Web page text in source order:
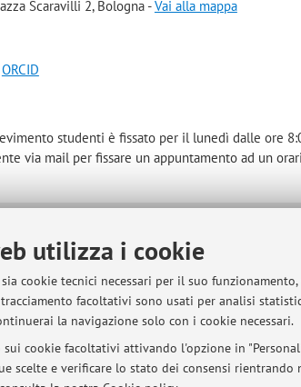
utilizza i cookie
cookie tecnici necessari per il suo
facoltativi sono usati per analisi
la navigazione solo con i cookie necessari.
sui cookie facoltativi attivando l'opzione in
scelte e verificare lo stato dei consensi
Scaravilli 2, Bologna -Vai alla mappa
ORCID
studenti è fissato per il lunedì dalle ore
via mail per fissare un appuntamento ad un
2026 - ALMA MATER STUDIORUM - Università di Bologna -